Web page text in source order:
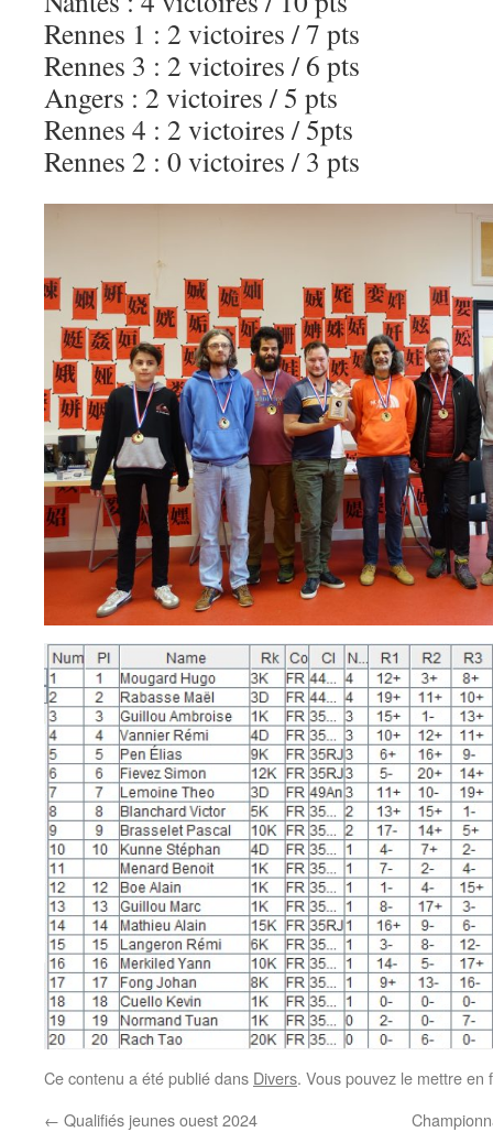
Rennes 1 : 2 victoires / 7 pts
Rennes 3 : 2 victoires / 6 pts
Angers : 2 victoires / 5 pts
Rennes 4 : 2 victoires / 5pts
Rennes 2 : 0 victoires / 3 pts
Ce contenu a été publié dans Divers. Vous pouvez le mettre
← Qualifiés jeunes ouest 2024